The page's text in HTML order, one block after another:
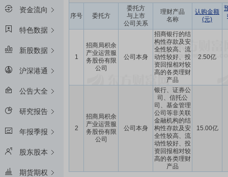
资金流向
特色数据
新股数据
沪深港通
公告大全
研究报告
年报季报
股东股本
期货期权
序号 委托方
委托方
与上市
公司关系
理财产品
名称
认购金额
(元)
1
招商局积余
产业运营服
务股份有限
公司
公司本身
招商银行的结
构性存款及安
全性较高、流
动性较好、投
资回报相对较
高的各类理财
产品
2.50亿
2
招商局积余
产业运营服
务股份有限
公司
公司本身
银行、证券公
司、信托公
司、基金管理
公司等非关联
金融机构的结
构性存款及安
全性较高、流
动性较好、投
资回报相对较
高的各类理财
产品
15.00亿